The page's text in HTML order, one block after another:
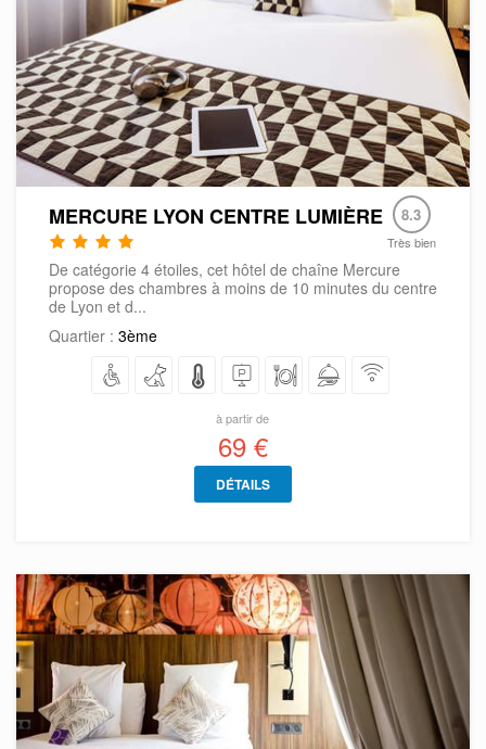
MERCURE LYON CENTRE LUMIÈRE 8.3
Très bien
De catégorie 4 étoiles, cet hôtel de chaîne Mercure
propose des chambres à moins de 10 minutes du centre
de Lyon et d...
Quartier : 3ème
à partir de
69 €
DÉTAILS